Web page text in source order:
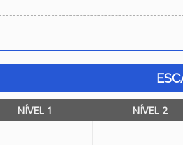
NÍVEL 1 NÍVEL 2